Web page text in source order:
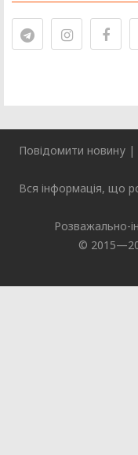
Повідомити новину|
Вся інформація, що
Розважально-
©